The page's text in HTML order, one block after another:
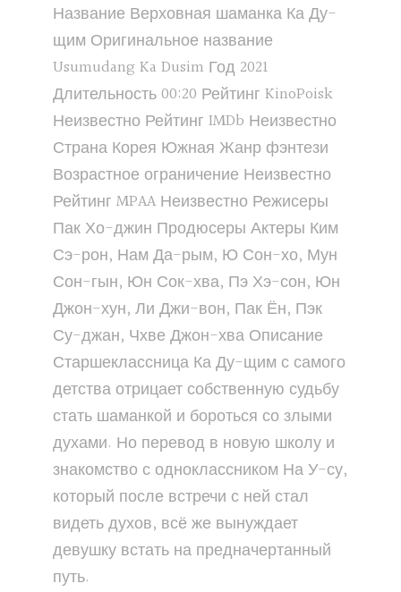
Название Верховная шаманка Ка Ду-
щим Оригинальное название
Usumudang Ka Dusim Год 2021
Длительность 00:20 Рейтинг KinoPoisk
Неизвестно Рейтинг IMDb Неизвестно
Страна Корея Южная Жанр фэнтези
Возрастное ограничение Неизвестно
Рейтинг MPAA Неизвестно Режисеры
Пак Хо-джин Продюсеры Актеры Ким
Сэ-рон, Нам Да-рым, Ю Сон-хо, Мун
Сон-гын, Юн Сок-хва, Пэ Хэ-сон, Юн
Джон-хун, Ли Джи-вон, Пак Ён, Пэк
Су-джан, Чхве Джон-хва Описание
Старшеклассница Ка Ду-щим с самого
детства отрицает собственную судьбу
стать шаманкой и бороться со злыми
духами. Но перевод в новую школу и
знакомство с одноклассником На У-су,
который после встречи с ней стал
видеть духов, всё же вынуждает
девушку встать на предначертанный
путь.